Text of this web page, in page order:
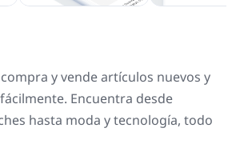
y vende artículos nuevos y
Encuentra desde
hasta moda y tecnología, todo